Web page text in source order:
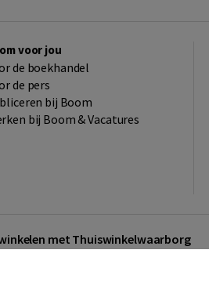
voor jou
de boekhandel
de pers
bij Boom
bij Boom & Vacatures
met Thuiswinkelwaarborg